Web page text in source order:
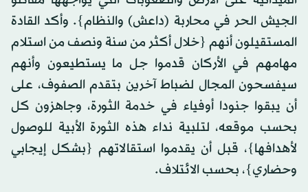
الجيش الحر في محاربة (داعش) والنظام}. وأكد القادة
المستقيلون أنهم {خلال أكثر من سنة ونصف من استلام
مهامهم في الأركان قدموا جل ما يستطيعون وأنهم
سيفسحون المجال لضباط آخرين بتقدم الصفوف، على
أن يبقوا جنودا أوفياء في خدمة الثورة، وجاهزون كل
بحسب موقعه، لتلبية نداء هذه الثورة الأبية للوصول
لأهدافها}، قبل أن يقدموا استقالاتهم {بشكل إيجابي
وحضاري}، بحسب الائتلاف.